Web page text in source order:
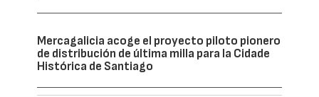
Mercagalicia acoge el proyecto piloto pionero
de distribución de última milla para la Cidade
Histórica de Santiago